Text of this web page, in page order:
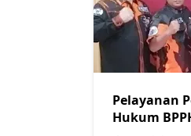
Pelayanan
Hukum